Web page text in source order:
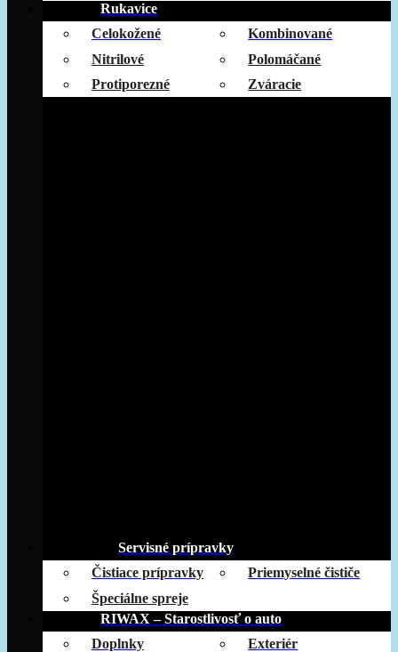
Rukavice
Celokožené
Kombinované
Nitrilové
Polomáčané
Protiporezné
Zváracie
Servisné prípravky
Čistiace prípravky
Priemyselné čističe
Špeciálne spreje
RIWAX – Starostlivosť o auto
Doplnky
Exteriér